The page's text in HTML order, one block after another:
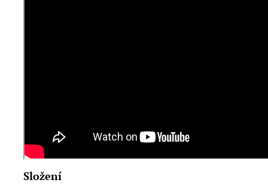
Složení